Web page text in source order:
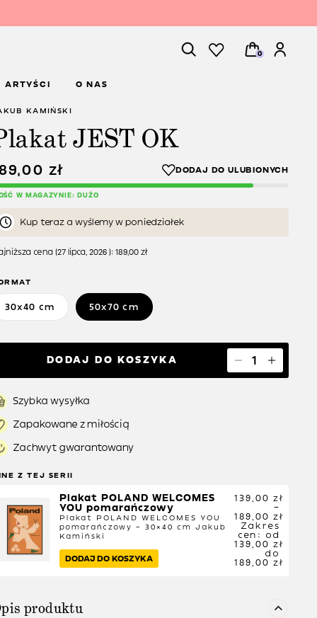
0
ARTYŚCI O NAS
KAMIŃSKI
JEST OK
zł
W MAGAZYNIE: DUŻO
Kup teraz a wyślemy w poniedziałek
cena (27 lipca, 2026 ): 189,00 zł
30x40 cm 50x70 cm
DODAJ DO KOSZYKA
Szybka wysyłka
Zapakowane z miłością
Zachwyt gwarantowany
Z TEJ SERII
Plakat POLAND WELCOMES
YOU pomarańczowy
Plakat POLAND WELCOMES YOU
pomarańczowy – 30×40 cm Jakub
Kamiński
139,00 zł
–
189,00 zł
Zakres
cen: od
139,00 zł
do
189,00 zł
DODAJ DO KOSZYKA
produktu